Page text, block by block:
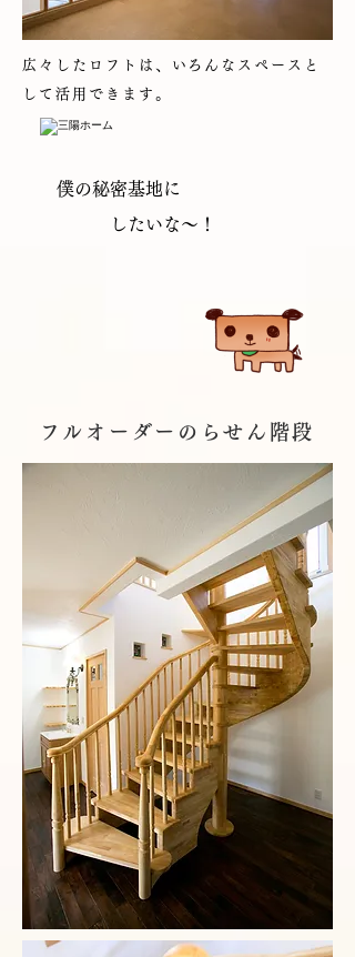
広々したロフトは、いろんなスペースと
して活用できます。
僕の秘密基地に
したいな～！
フルオーダーのらせん階段